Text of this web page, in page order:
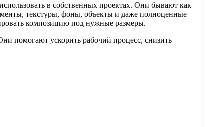
в собственных проектах. Они бывают как
текстуры, фоны, объекты и даже полноценные
композицию под нужные размеры.
помогают ускорить рабочий процесс, снизить